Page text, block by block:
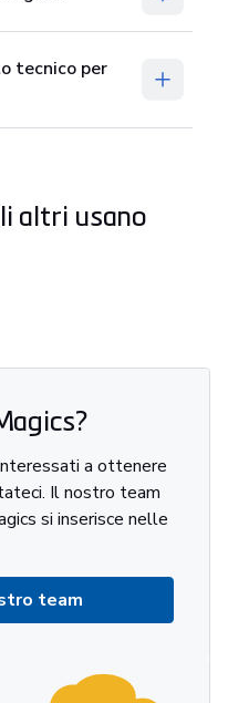
tecnico per
altri usano
a ottenere
Il nostro team
si inserisce nelle
team